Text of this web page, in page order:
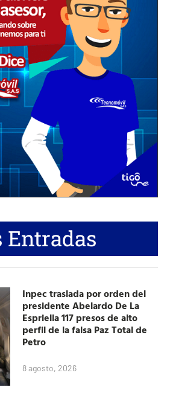
Inpec traslada por orden del
presidente Abelardo De La
Espriella 117 presos de alto
perfil de la falsa Paz Total de
Petro
8 agosto, 2026